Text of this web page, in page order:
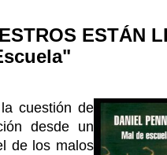
ESTÁN
cuestión de
desde un
de los malos